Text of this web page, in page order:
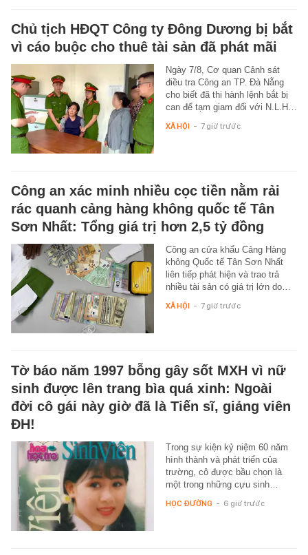
Chủ tịch HĐQT Công ty Đông Dương bị bắt
vì cáo buộc cho thuê tài sản đã phát mãi
Ngày 7/8, Cơ quan Cảnh sát
điều tra Công an TP. Đà Nẵng
cho biết đã thi hành lệnh bắt bị
can để tạm giam đối với N.L.H…
XÃ HỘI - 7 giờ trước
Công an xác minh nhiều cọc tiền nằm rải
rác quanh cảng hàng không quốc tế Tân
Sơn Nhất: Tổng giá trị hơn 2,5 tỷ đồng
Công an cửa khẩu Cảng Hàng
không Quốc tế Tân Sơn Nhất
liên tiếp phát hiện và trao trả
nhiều tài sản có giá trị lớn do…
XÃ HỘI - 7 giờ trước
Tờ báo năm 1997 bỗng gây sốt MXH vì nữ
sinh được lên trang bìa quá xinh: Ngoài
đời cô gái này giờ đã là Tiến sĩ, giảng viên
ĐH!
Trong sự kiện kỷ niệm 60 năm
hình thành và phát triển của
trường, cô được bầu chọn là
một trong những cựu sinh…
HỌC ĐƯỜNG - 6 giờ trước